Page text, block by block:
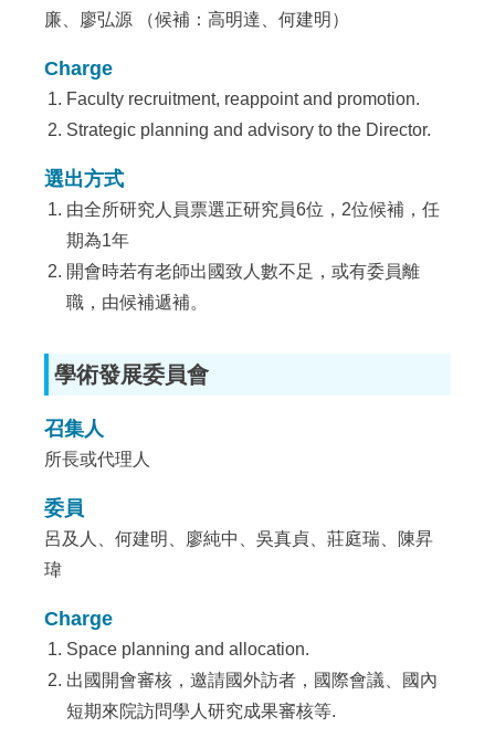
廉、廖弘源 （候補：高明達、何建明）
Charge
Faculty recruitment, reappoint and promotion.
Strategic planning and advisory to the Director.
選出方式
由全所研究人員票選正研究員6位，2位候補，任
期為1年
開會時若有老師出國致人數不足，或有委員離
職，由候補遞補。
學術發展委員會
召集人
所長或代理人
委員
呂及人、何建明、廖純中、吳真貞、莊庭瑞、陳昇
瑋
Charge
Space planning and allocation.
出國開會審核，邀請國外訪者，國際會議、國內
短期來院訪問學人研究成果審核等.